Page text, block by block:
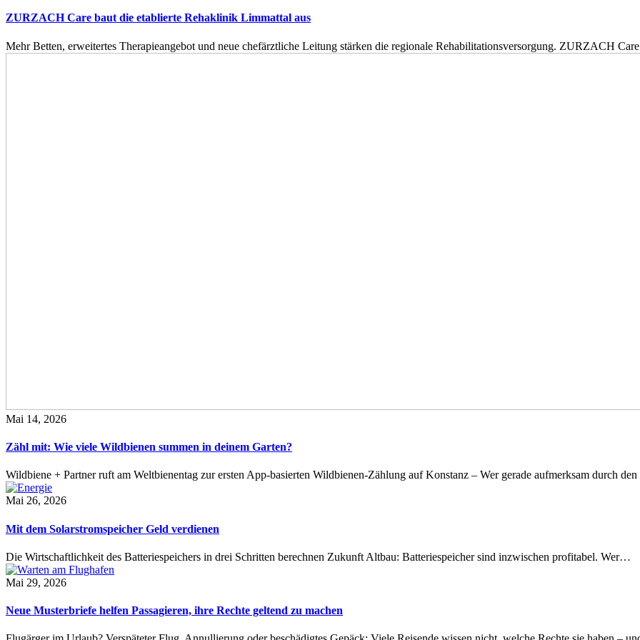
ZURZACH Care baut die etablierte Rehaklinik Limmattal aus
Mehr Betten, erweitertes Therapieangebot und neue chefärztliche Leitung stärken die regionale Rehabilitationsversorgung. ZURZACH
Mai 14, 2026
Zähl mit: Wie viele Wildbienen summen in deinem Garten?
Wildbiene + Partner ruft am Weltbienentag zur ersten App-basierten Wildbienen-Zählung auf Konstanz – Wer gerade aufmerksam durch
Mai 26, 2026
Mit dem Solarstromspeicher Geld verdienen
Die Wirtschaftlichkeit des Batteriespeichers in drei Schritten berechnen Zukunft Altbau: Batteriespeicher sind inzwischen profitabel. Wer…
Mai 29, 2026
Neue Musterbriefe helfen Passagieren, ihre Rechte geltend zu machen